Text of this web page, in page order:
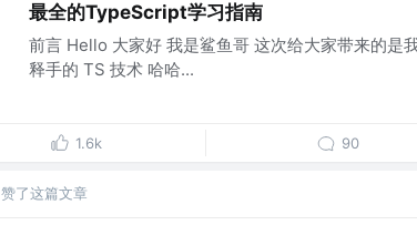
最全的TypeScript学习指南
前言 Hello 大家好 我是鲨鱼哥 这次给大家带来的是
释手的 TS 技术 哈哈...
1.6k 90
赞了这篇文章